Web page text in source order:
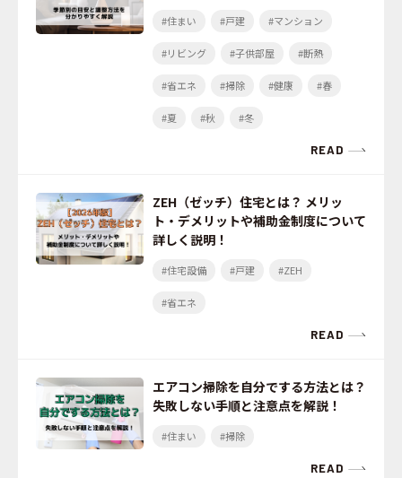
#住まい #戸建 #マンション
#リビング #子供部屋 #断熱
#省エネ #掃除 #健康 #春
#夏 #秋 #冬
READ
ZEH（ゼッチ）住宅とは？ メリッ
ト・デメリットや補助金制度について
詳しく説明！
#住宅設備 #戸建 #ZEH
#省エネ
READ
エアコン掃除を自分でする方法とは？
失敗しない手順と注意点を解説！
#住まい #掃除
READ